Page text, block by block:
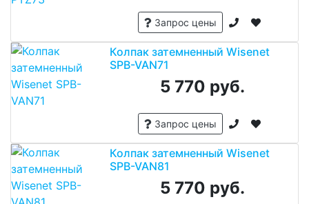
Запрос цены
Колпак затемненный Wisenet
SPB-VAN71
5 770 руб.
Запрос цены
Колпак затемненный Wisenet
SPB-VAN81
5 770 руб.